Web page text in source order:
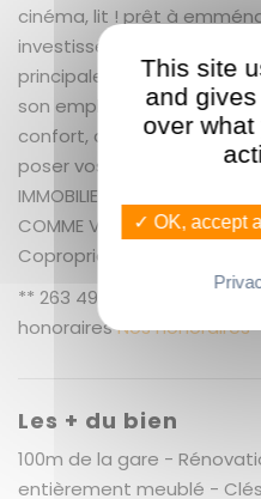
cinéma, lit ! prêt à
investisseur, un pied-à-
principale . Très bon
son emplacement
confort, qualité et
poser vos valises ! Appelez
IMMOBILIER RENNES SAINT
COMME VOUS + 5.40 %
Copropriété de 5 lots.
** 263 495 € honoraires
honorairesNos honoraires
Les + du bien
100m de la gare -
entièrement meublé -
This site
and
over
✓ OK, accept all